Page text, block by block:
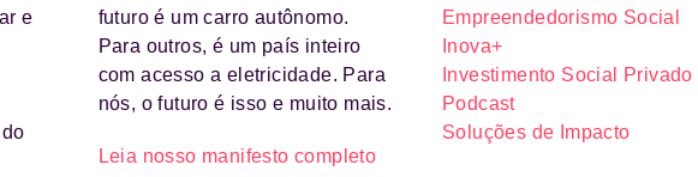
e
futuro é um carro autônomo.
Para outros, é um país inteiro
com acesso a eletricidade. Para
nós, o futuro é isso e muito mais.
Leia nosso manifesto completo
Empreendedorismo Social
Inova+
Investimento Social Privado
Podcast
Soluções de Impacto